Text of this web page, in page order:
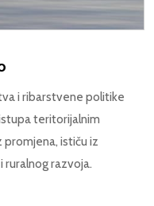
i ribarstvene politike
teritorijalnim
ističu iz
razvoja.